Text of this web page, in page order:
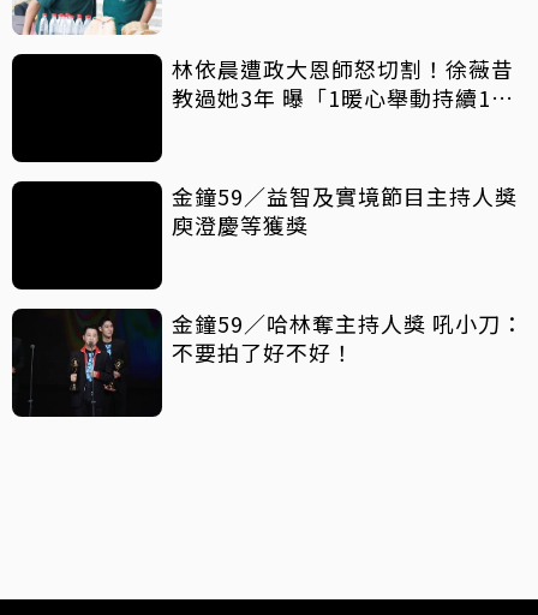
林依晨遭政大恩師怒切割！徐薇昔
教過她3年 曝「1暖心舉動持續18
金鐘59／益智及實境節目主持人獎
庾澄慶等獲獎
金鐘59／哈林奪主持人獎 吼小刀：
不要拍了好不好！